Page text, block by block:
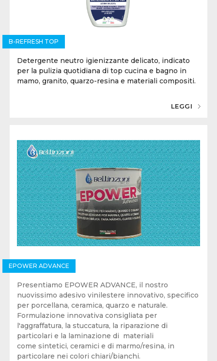
B-REFRESH TOP
Detergente neutro igienizzante delicato, indicato
per la pulizia quotidiana di top cucina e bagno in
mamo, granito, quarzo-resina e materiali compositi.
LEGGI
EPOWER ADVANCE
Presentiamo EPOWER ADVANCE, il nostro
nuovissimo adesivo vinilestere innovativo, specifico
per porcellana, ceramica, quarzo e naturale.
Formulazione innovativa consigliata per
l'aggraffatura, la stuccatura, la riparazione di
particolari e la laminazione di materiali
come sintetici, ceramici e di marmo/resina, in
particolare nei colori chiari/bianchi.